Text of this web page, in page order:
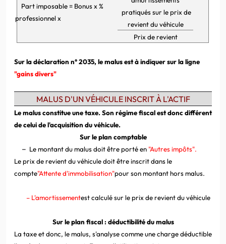
Part imposable = Bonus x %
professionnel x
pratiqués sur le prix de
revient du véhicule
Prix de revient
Sur la déclaration n° 2035, le malus est à indiquer sur la ligne
"gains divers"
MALUS D'UN VÉHICULE INSCRIT À L'ACTIF
Le malus constitue une taxe. Son régime fiscal est donc différent
de celui de l'acquisition du véhicule.
Sur le plan comptable
– Le montant du malus doit être porté en "Autres impôts".
Le prix de revient du véhicule doit être inscrit dans le
compte"Attente d'immobilisation"pour son montant hors malus.
– L'amortissementestcalculé sur le prix de revient du véhicule
Sur le plan fiscal : déductibilité du malus
La taxe et donc, le malus, s'analyse comme une charge déductible